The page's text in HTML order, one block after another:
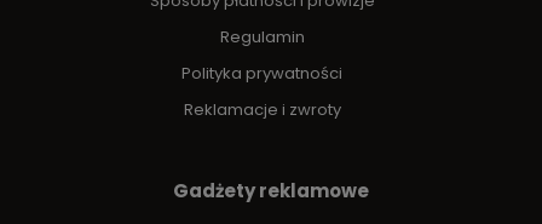
Regulamin
Polityka prywatności
Reklamacje i zwroty
Gadżety reklamowe